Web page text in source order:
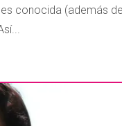
conocida (además